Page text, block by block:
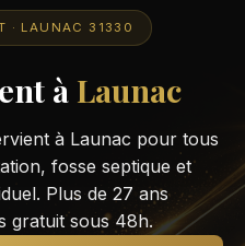
· LAUNAC 31330
à Launac
à Launac pour tous
fosse septique et
Plus de 27 ans
gratuit sous 48h.